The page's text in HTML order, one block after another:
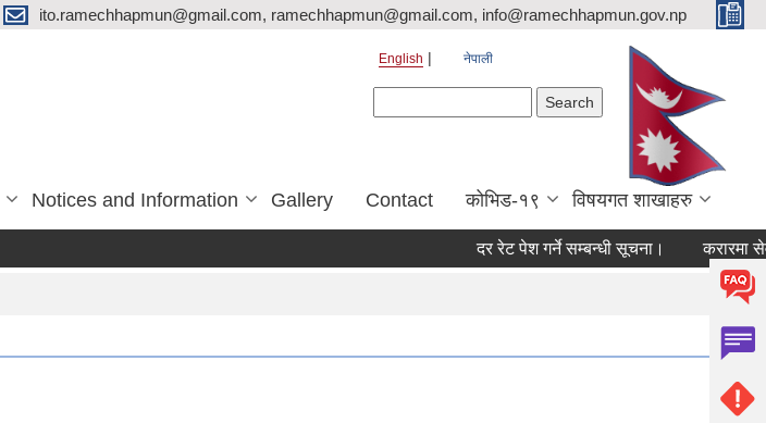
ito.ramechhapmun@gmail.com, ramechhapmun@gmail.com, info@ramechhapmun.gov.np
English नेपाली
Notices and Information Gallery Contact कोभिड-१९ विषयगत शाखाहरु
दर रेट पेश गर्ने सम्बन्धी सूचना। करारमा सेवामा